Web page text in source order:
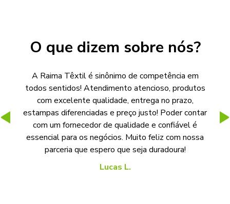
O que dizem sobre nós?
A Raima Têxtil é sinônimo de competência em
todos sentidos! Atendimento atencioso, produtos
com excelente qualidade, entrega no prazo,
estampas diferenciadas e preço justo! Poder contar
com um fornecedor de qualidade e confiável é
essencial para os negócios. Muito feliz com nossa
parceria que espero que seja duradoura!
Lucas L.